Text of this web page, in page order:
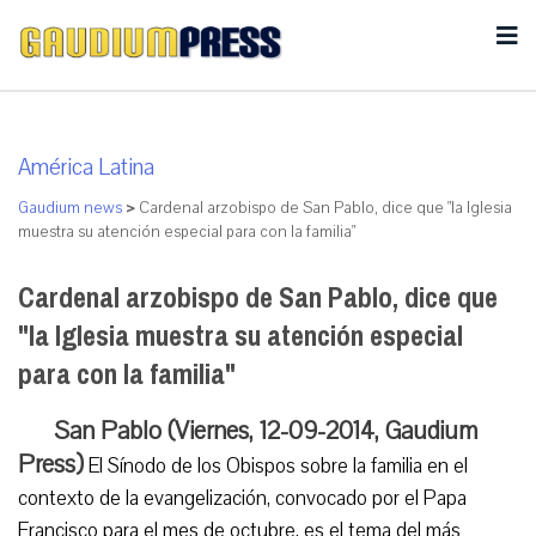
América Latina
Gaudium news > Cardenal arzobispo de San Pablo, dice que "la Iglesia
muestra su atención especial para con la familia"
Cardenal arzobispo de San Pablo, dice que
"la Iglesia muestra su atención especial
para con la familia"
San Pablo (Viernes, 12-09-2014, Gaudium
Press)El Sínodo de los Obispos sobre la familia en el
contexto de la evangelización, convocado por el Papa